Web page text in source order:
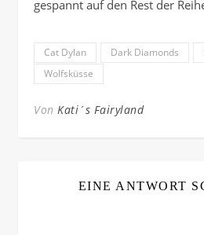
gespannt auf den Rest der
Cat Dylan Dark Diamonds
Wolfsküsse
Von Kati´s Fairyland
EINE ANTWORT